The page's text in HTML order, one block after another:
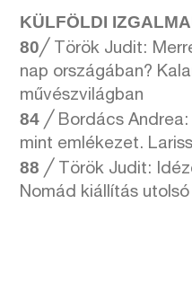
KÜLFÖLDI
80╱
Török Judit:
nap országában?
művészvilágban
84 ╱ Bordács
mint emlékezet.
88 ╱ Török Judit:
Nomád kiállítás